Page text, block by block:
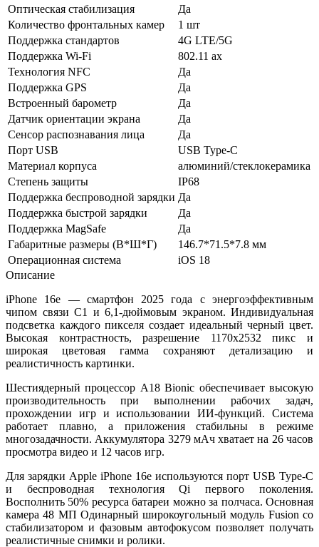
Оптическая стабилизация
Да
Количество фронтальных камер
1 шт
Поддержка стандартов
4G LTE/5G
Поддержка Wi-Fi
802.11 ax
Технология NFC
Да
Поддержка GPS
Да
Встроенный барометр
Да
Датчик ориентации экрана
Да
Сенсор распознавания лица
Да
Порт USB
USB Type-C
Материал корпуса
алюминий/стеклокерамика
Степень защиты
IP68
Поддержка беспроводной зарядки Да
Поддержка быстрой зарядки
Да
Поддержка MagSafe
Да
Габаритные размеры (В*Ш*Г)
146.7*71.5*7.8 мм
Операционная система
iOS 18
Описание
iPhone 16e — смартфон 2025 года с энергоэффективным
чипом связи C1 и 6,1-дюймовым экраном. Индивидуальная
подсветка каждого пикселя создает идеальный черный цвет.
Высокая контрастность, разрешение 1170x2532 пикс и
широкая цветовая гамма сохраняют детализацию и
реалистичность картинки.
Шестиядерный процессор A18 Bionic обеспечивает высокую
производительность при выполнении рабочих задач,
прохождении игр и использовании ИИ-функций. Система
работает плавно, а приложения стабильны в режиме
многозадачности. Аккумулятора 3279 мАч хватает на 26 часов
просмотра видео и 12 часов игр.
Для зарядки Apple iPhone 16e используются порт USB Type-C
и беспроводная технология Qi первого поколения.
Восполнить 50% ресурса батареи можно за полчаса. Основная
камера 48 МП Одинарный широкоугольный модуль Fusion со
стабилизатором и фазовым автофокусом позволяет получать
реалистичные снимки и ролики.